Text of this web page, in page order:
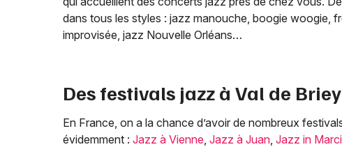
dans tous les styles : jazz manouche, boogie woogie,
improvisée, jazz Nouvelle Orléans…
Des festivals jazz à Val de Briey
En France, on a la chance d’avoir de nombreux
évidemment : Jazz à Vienne Jazz à Juan Jazz in